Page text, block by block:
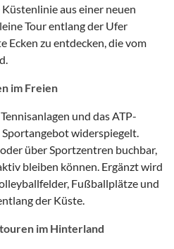
aus einer neuen
Tour entlang der Ufer
Ecken zu entdecken, die vom
im Freien
und das ATP-
widerspiegelt.
über Sportzentren buchbar,
bleiben können. Ergänzt wird
Fußballplätze und
der Küste.
im Hinterland